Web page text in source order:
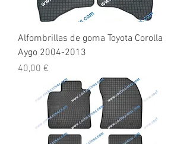
Alfombrillas de goma Toyota Corolla
Aygo 2004-2013
Precio
40,00 €